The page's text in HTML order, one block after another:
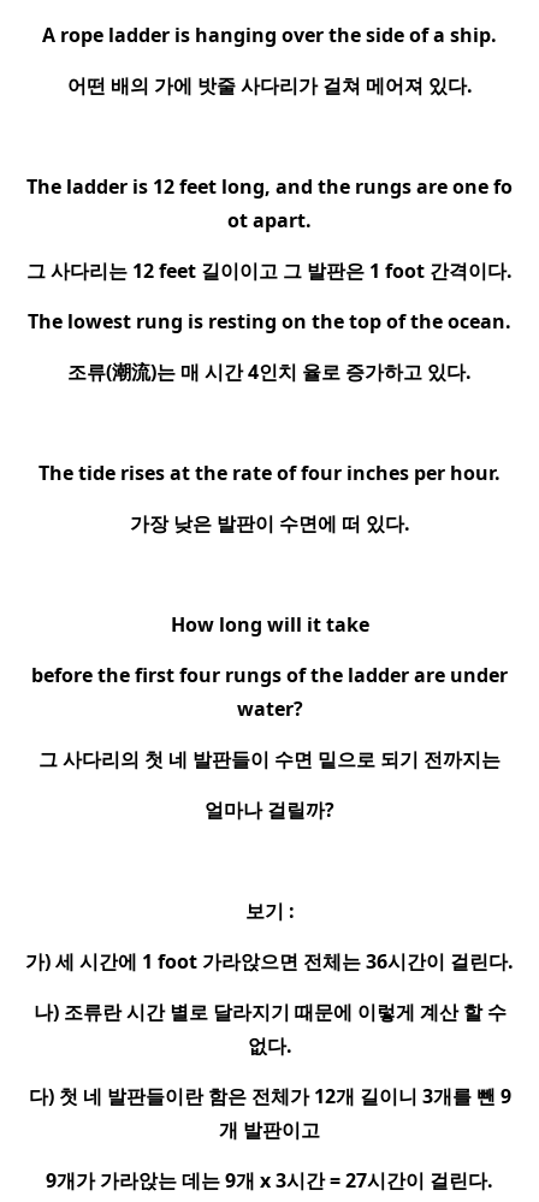
A rope ladder is hanging over the side of a ship.
어떤 배의 가에 밧줄 사다리가 걸쳐 메어져 있다.
The ladder is 12 feet long, and the rungs are one fo
ot apart.
그 사다리는 12 feet 길이이고 그 발판은 1 foot 간격이다.
The lowest rung is resting on the top of the ocean.
조류(潮流)는 매 시간4인치 율로 증가하고 있다.
The tide rises at the rate of four inches per hour.
가장 낮은 발판이 수면에 떠 있다.
How long will it take
before the first four rungs of the ladder are under
water?
그 사다리의 첫 네 발판들이 수면 밑으로 되기 전까지는
얼마나 걸릴까?
보기 :
가)세 시간에 1 foot 가라앉으면 전체는36시간이 걸린다.
나) 조류란 시간 별로 달라지기 때문에 이렇게 계산 할 수
없다.
다) 첫 네 발판들이란 함은 전체가12개 길이니 3개를 뺀 9
개 발판이고
9개가 가라앉는 데는9개 x 3시간= 27시간이 걸린다.